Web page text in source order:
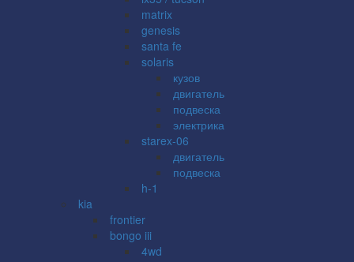
matrix
genesis
santa fe
solaris
кузов
двигатель
подвеска
электрика
starex-06
двигатель
подвеска
h-1
kia
frontier
bongo iii
4wd